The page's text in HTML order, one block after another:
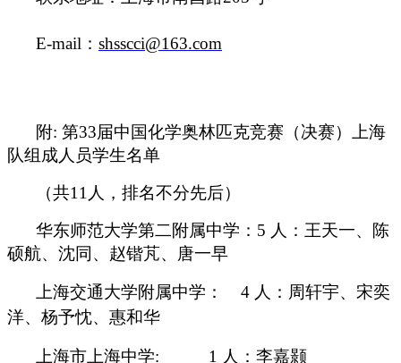
E-mail ： shsscci@163.com
附: 第33届中国化学奥林匹克竞赛（决赛）上海
队组成人员学生名单
（共11人， 排名不分先后）
华东师范大学第二附属中学：5 人： 王天一、陈
硕航、沈同、赵锴芃、唐一早
上海交通大学附属中学： 4 人： 周轩宇、宋奕
洋、杨予忱、惠和华
上海市上海中学: 1 人： 李嘉颢